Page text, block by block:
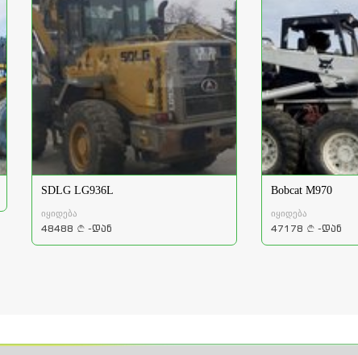
SDLG LG936L
იყიდება
48488 a -დან
Bobcat M970
იყიდება
47178 a -დან